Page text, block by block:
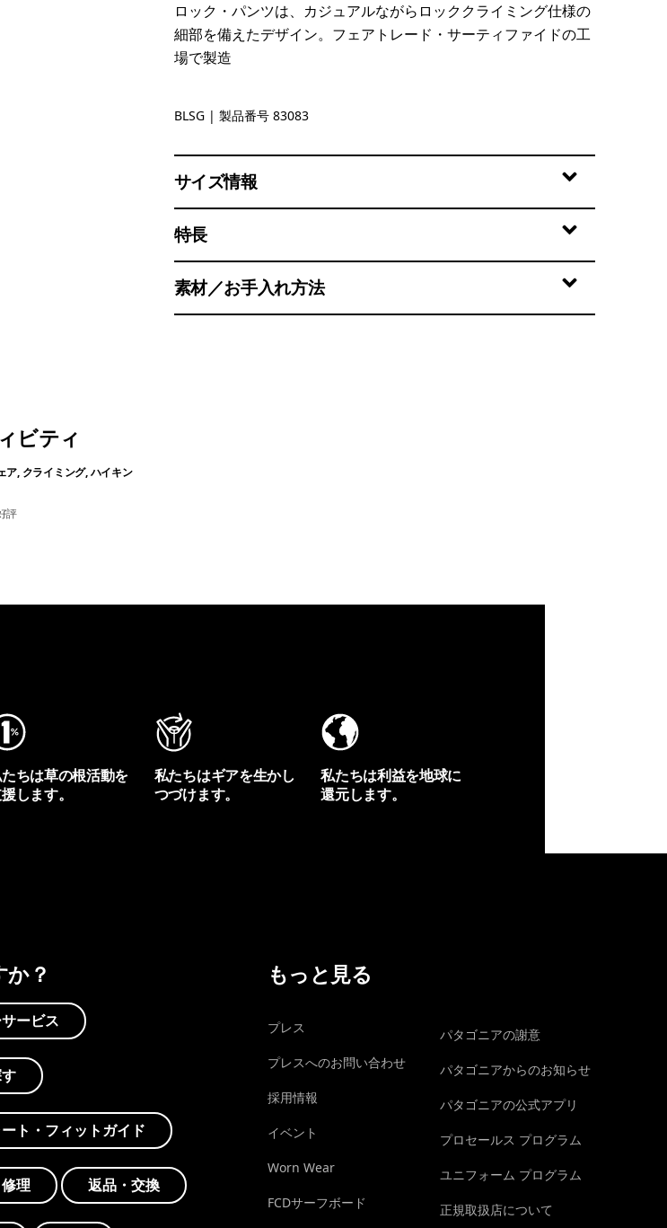
ロック・パンツは、カジュアルながらロッククライミング仕様の
細部を備えたデザイン。フェアトレード・サーティファイドの工
場で製造
Blue Sage
BLSG | 製品番号 83083
サイズ情報
特長
素材／お手入れ方法
ビティ
ア, クライミング, ハイキン
評
ちは草の根活動を
します。
私たちはギアを生かし
つづけます。
私たちは利益を地球に
還元します。
？
ービス
ト・フィットガイド
理 返品・交換
もっと見る
プレス
プレスへのお問い合わせ
採用情報
イベント
Worn Wear
FCDサーフボード
パタゴニアの謝意
パタゴニアからのお知らせ
パタゴニアの公式アプリ
プロセールス プログラム
ユニフォーム プログラム
正規取扱店について